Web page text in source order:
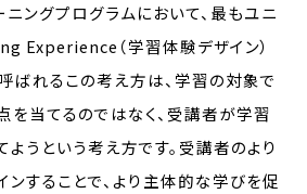
ングプログラムにおいて、最もユニ
Experience（学習体験デザイン）
ばれるこの考え方は、学習の対象で
を当てるのではなく、受講者が学習
うという考え方です。受講者のより
することで、より主体的な学びを促